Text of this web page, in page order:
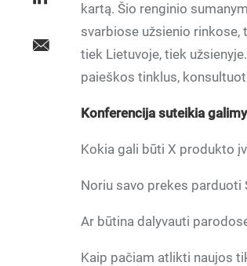
kartą. Šio renginio
svarbiose užsienio
tiek Lietuvoje, tiek
paieškos tinklus,
Konferencija suteikia
Kokia gali būti X produkto
Noriu savo prekes parduoti
Ar būtina dalyvauti
Kaip pačiam atlikti naujos